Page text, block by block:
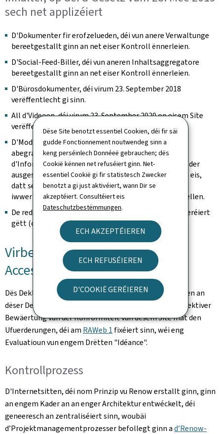
Dëse Site benotzt essentiel Cookien, déi fir säi
gudde Fonctionnement noutwendeg sinn a
keng perséinlech Donnéeë gebrauchen; dës
Cookië kënnen net refuséiert ginn. Net-
essentiel Cookië gi fir statistesch Zwecker
benotzt a gi just aktivéiert, wann Dir se
akzeptéiert. Consultéiert eis
Dateschutzbestëmmungen.
ECH AKZEPTÉIEREN
ECH REFUSÉIEREN
D'COOKIË GERÉIEREN
sech net applizéiert
D'Dokumenter fir erofzelueden, déi vun anere Verwaltunge
bereetgestallt ginn an net eiser Kontroll ënnerleien.
D'Social-Feed-Biller, déi vun aneren Inhaltsaggregatore
bereetgestallt ginn an net eiser Kontroll ënnerleien.
D'Bürosdokumenter, déi virum 23. September 2018
verëffentlecht gi sinn.
All d'Videoen, déi virum 23. September 2020 op eisem Site
verëffentlecht gi sinn.
D'Modüller mat den interaktive Kaarte sinn net mat
abegraff, wann et op der Säit eng Alternativ gëtt, fir
d'Informatioun vun der Kaart ze kréien (Presenz vun der
ausgeschriwwener Adress zum Beispill). Mir beméien eis,
datt se weiderhin identifizéiert kënne ginn, an
iwwerpréiwen, datt se keng Fal fir d'Tastatur duerstellen.
De redaktionellen Inhalt, deen als archivéiert consideréiert
gëtt (ouni Modifikatioun nom 23. September 2019).
Virbereedung vun dëser
Accessibilitéitsdeklaratioun
Dës Deklaratioun gouf de(n)3.1.2025erstallt. D'Angaben an
dëser Deklaratioun sinn exakt a baséieren op enger effektiver
Bewäertung vun der Konformitéit vun dësem Site mat den
Ufuerderungen, déi am RAWeb 1 fixéiert sinn, wéi eng
Evaluatioun vun engem Drëtten "Idéance".
Kontrollprozess
D'Internetsitten, déi nom Prinzip vu Renow erstallt ginn, ginn
an engem Kader an an enger Architektur entwéckelt, déi
geneeresch an zentraliséiert sinn, woubäi
d’Projektmanagementprozesser befollegt ginn ad’Renow-